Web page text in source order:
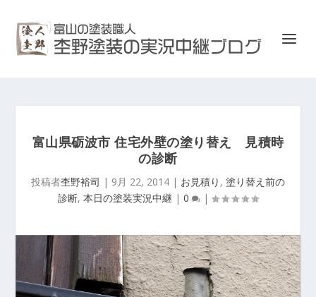
富山県砺波市 住宅外壁の塗り替え 見積時
の診断
投稿者杢野裕司 | 9月 22, 2014 | お見積り , 塗り替え前の
診断, 本日の塗装実況中継 | 0 |